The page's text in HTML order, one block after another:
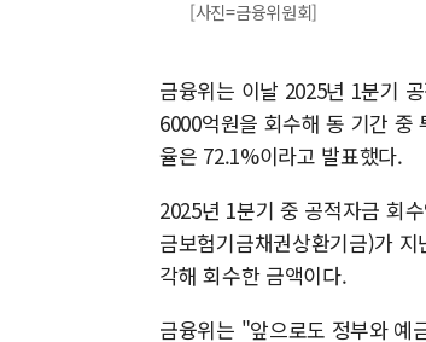
[사진=금융위원회]
금융위는 이날 2025년 1분기
6000억원을 회수해 동 기간 중
율은 72.1%이라고 발표했다.
2025년 1분기 중 공적자금 회
금보험기금채권상환기금)가
각해 회수한 금액이다.
금융위는 "앞으로도 정부와 예